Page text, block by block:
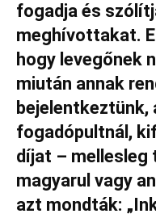
fogadja és
meghívottakat.
hogy levegőnek
miután annak
fogadópultnál,
díjat – mellesleg
magyarul vagy
azt mondták: